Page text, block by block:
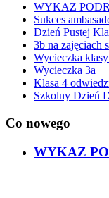
WYKAZ
Sukces
Dzień Pustej
3b na zajęciach
Wycieczka
Wycieczka 3a
Klasa 4
Szkolny Dzień
Co nowego
WYKAZ